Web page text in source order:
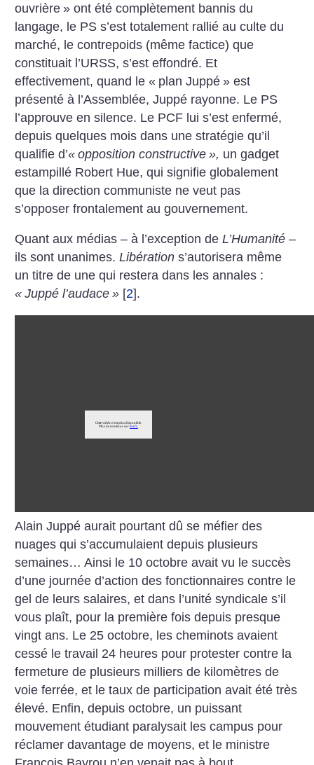
ouvrière » ont été complètement bannis du
langage, le PS s’est totalement rallié au culte du
marché, le contrepoids (même factice) que
constituait l’URSS, s’est effondré. Et
effectivement, quand le « plan Juppé » est
présenté à l’Assemblée, Juppé rayonne. Le PS
l’approuve en silence. Le PCF lui s’est enfermé,
depuis quelques mois dans une stratégie qu’il
qualifie d’« opposition constructive », un gadget
estampillé Robert Hue, qui signifie globalement
que la direction communiste ne veut pas
s’opposer frontalement au gouvernement.
Quant aux médias – à l’exception deL’Humanité –
ils sont unanimes.Libération s’autorisera même
un titre de une qui restera dans les annales :
« Juppé l’audace » [2].
Alain Juppé aurait pourtant dû se méfier des
nuages qui s’accumulaient depuis plusieurs
semaines… Ainsi le 10 octobre avait vu le succès
d’une journée d’action des fonctionnaires contre le
gel de leurs salaires, et dans l’unité syndicale s’il
vous plaît, pour la première fois depuis presque
vingt ans. Le 25 octobre, les cheminots avaient
cessé le travail 24 heures pour protester contre la
fermeture de plusieurs milliers de kilomètres de
voie ferrée, et le taux de participation avait été très
élevé. Enfin, depuis octobre, un puissant
mouvement étudiant paralysait les campus pour
réclamer davantage de moyens, et le ministre